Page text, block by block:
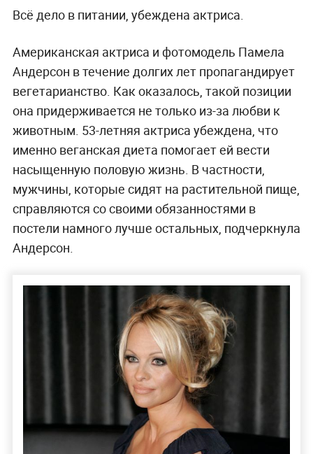
Всё дело в питании, убеждена актриса.
Американская актриса и фотомодель Памела
Андерсон в течение долгих лет пропагандирует
вегетарианство. Как оказалось, такой позиции
она придерживается не только из-за любви к
животным. 53-летняя актриса убеждена, что
именно веганская диета помогает ей вести
насыщенную половую жизнь. В частности,
мужчины, которые сидят на растительной пище,
справляются со своими обязанностями в
постели намного лучше остальных, подчеркнула
Андерсон.